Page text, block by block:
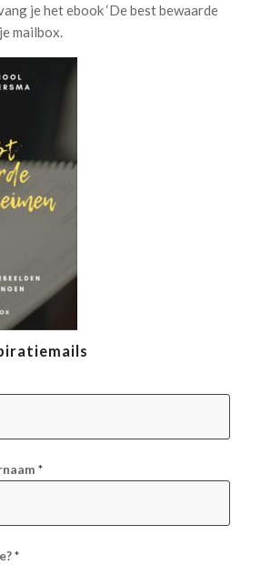
je het ebook ‘De best bewaarde
mailbox.
*
*